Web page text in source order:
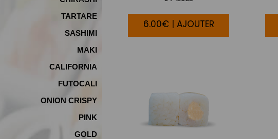
TARTARE
SASHIMI
MAKI
CALIFORNIA
FUTOCALI
ONION CRISPY
PINK
GOLD
6.00€ | AJOUTER